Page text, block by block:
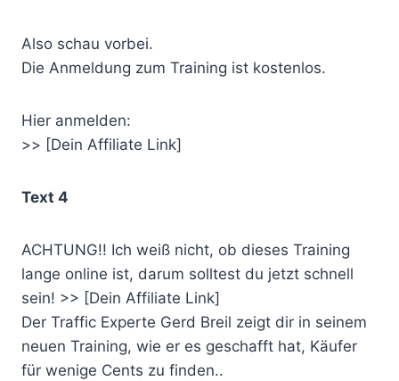
Also schau vorbei.
Die Anmeldung zum Training ist kostenlos.
Hier anmelden:
>> [Dein Affiliate Link]
Text 4
ACHTUNG!! Ich weiß nicht, ob dieses Training
lange online ist, darum solltest du jetzt schnell
sein! >> [Dein Affiliate Link]
Der Traffic Experte Gerd Breil zeigt dir in seinem
neuen Training, wie er es geschafft hat, Käufer
für wenige Cents zu finden..